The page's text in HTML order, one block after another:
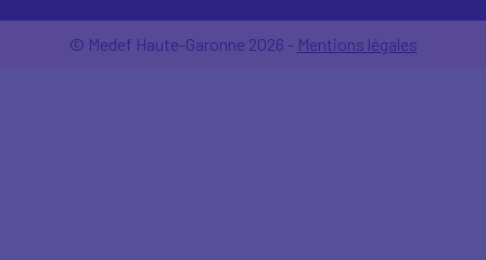
© Medef Haute-Garonne 2026 - Mentions légales